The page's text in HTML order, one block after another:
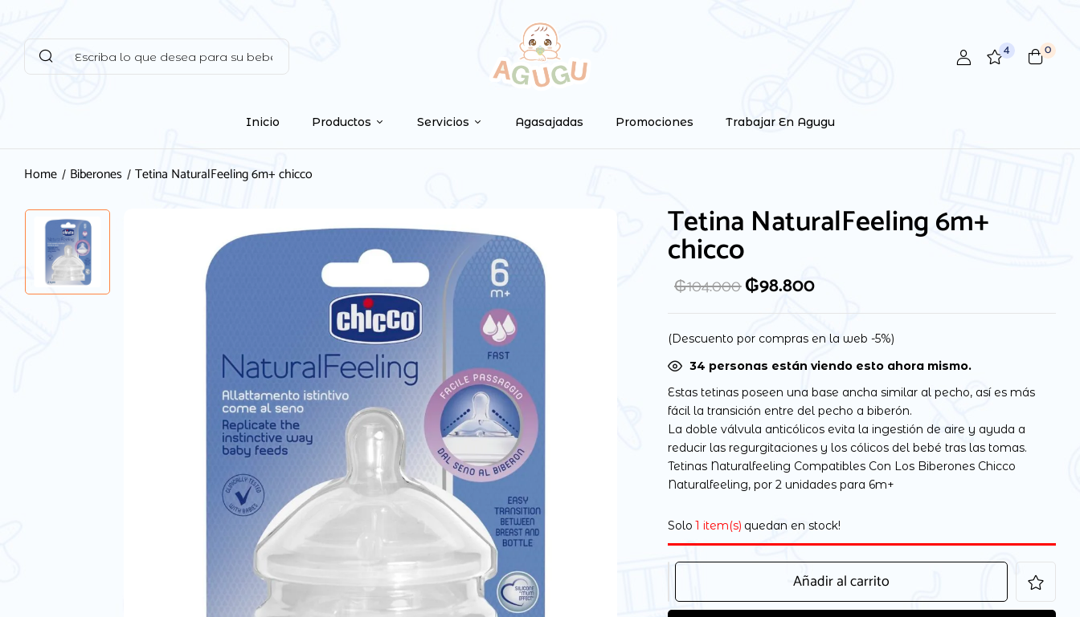
4 0
Inicio Productos Servicios Agasajadas Promociones Trabajar En Agugu
Home Biberones Tetina NaturalFeeling 6m+ chicco
Tetina NaturalFeeling 6m+
chicco
₲104.000₲98.800
(Descuento por compras en la web -5%)
34 personas están viendo esto ahora mismo.
Estas tetinas poseen una base ancha similar al pecho, así es más
fácil la transición entre del pecho a biberón.
La doble válvula anticólicos evita la ingestión de aire y ayuda a
reducir las regurgitaciones y los cólicos del bebé tras las tomas.
Tetinas Naturalfeeling Compatibles Con Los Biberones Chicco
Naturalfeeling, por 2 unidades para 6m+
Solo 1 item(s) quedan en stock!
Añadir al carrito